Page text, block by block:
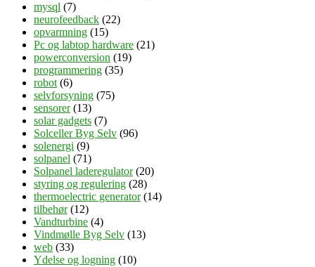
mysql (7)
neurofeedback (22)
opvarmning (15)
Pc og labtop hardware (21)
powerconversion (19)
programmering (35)
robot (6)
selvforsyning (75)
sensorer(13)
solar gadgets (7)
Solceller Byg Selv (96)
solenergi (9)
solpanel (71)
Solpanel laderegulator(20)
styring og regulering (28)
thermoelectric generator(14)
tilbehør(12)
Vandturbine (4)
Vindmølle Byg Selv (13)
web (33)
Ydelse og logning (10)